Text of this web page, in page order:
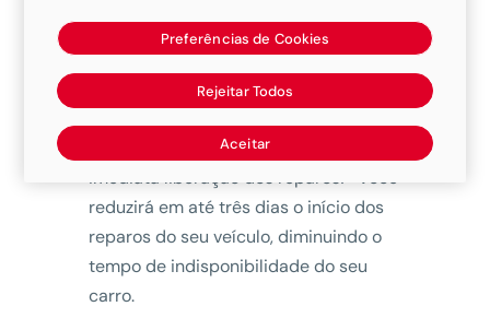
A vistoria é realizada no ato, com a
imediata liberação dos reparos!* Você
reduzirá em até três dias o início dos
reparos do seu veículo, diminuindo o
tempo de indisponibilidade do seu
carro.
Preferências de Cookies
Rejeitar Todos
Aceitar